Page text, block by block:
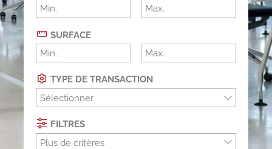
SURFACE
TYPE DE TRANSACTION
Sélectionner
FILTRES
Plus de critères